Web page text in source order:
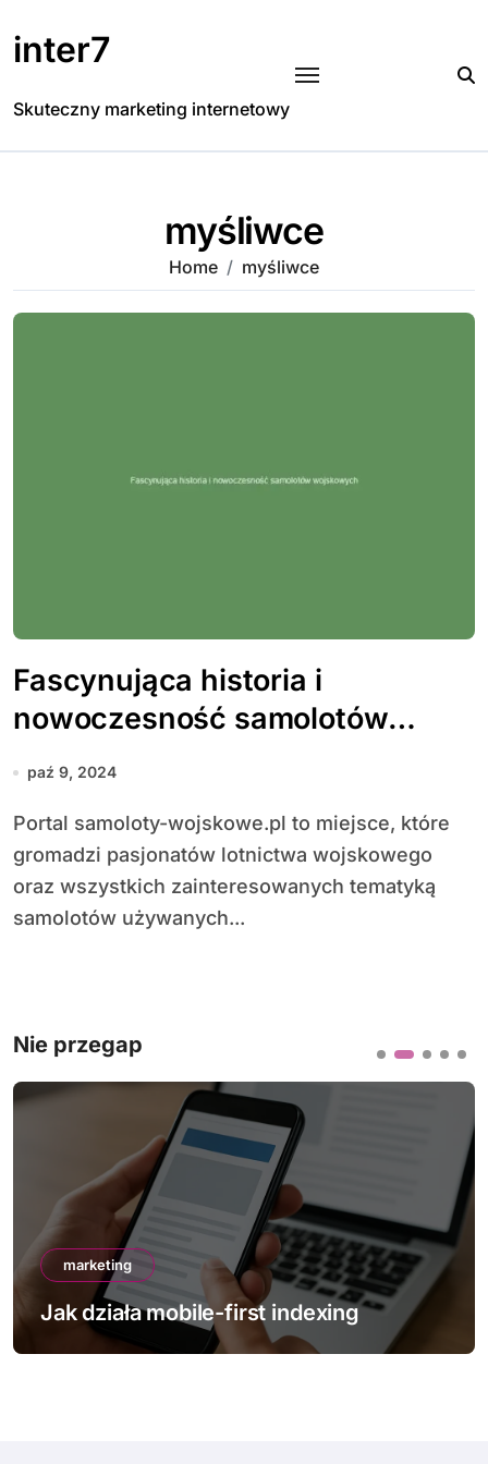
to
content
inter7
Skuteczny marketing internetowy
myśliwce
Home myśliwce
Fascynująca historia i
nowoczesność samolotów
wojskowych
paź 9, 2024
Portal samoloty-wojskowe.pl to miejsce, które
gromadzi pasjonatów lotnictwa wojskowego
oraz wszystkich zainteresowanych tematyką
samolotów używanych...
Nie przegap
marketing
Jak działa mobile-first indexing